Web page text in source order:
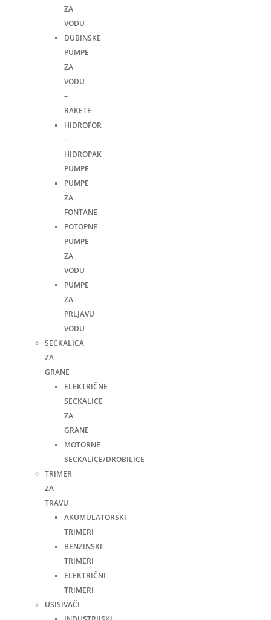
ZA
VODU
DUBINSKE
PUMPE
ZA
VODU
–
RAKETE
HIDROFOR
–
HIDROPAK
PUMPE
PUMPE
ZA
FONTANE
POTOPNE
PUMPE
ZA
VODU
PUMPE
ZA
PRLJAVU
VODU
SECKALICA
ZA
GRANE
ELEKTRIČNE
SECKALICE
ZA
GRANE
MOTORNE
SECKALICE/DROBILICE
TRIMER
ZA
TRAVU
AKUMULATORSKI
TRIMERI
BENZINSKI
TRIMERI
ELEKTRIČNI
TRIMERI
USISIVAČI